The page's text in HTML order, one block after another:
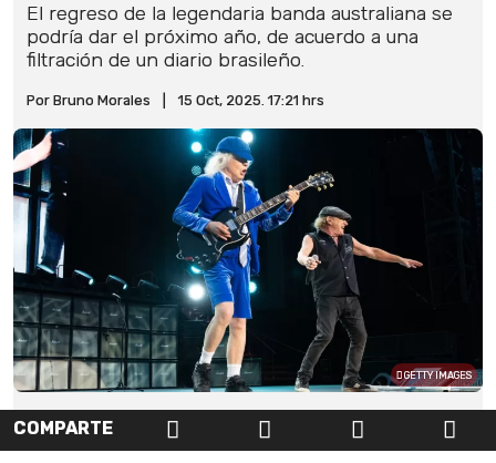
El regreso de la legendaria banda australiana se
podría dar el próximo año, de acuerdo a una
filtración de un diario brasileño.
Por Bruno Morales 15 Oct, 2025. 17:21 hrs
GETTY IMAGES
COMPARTE